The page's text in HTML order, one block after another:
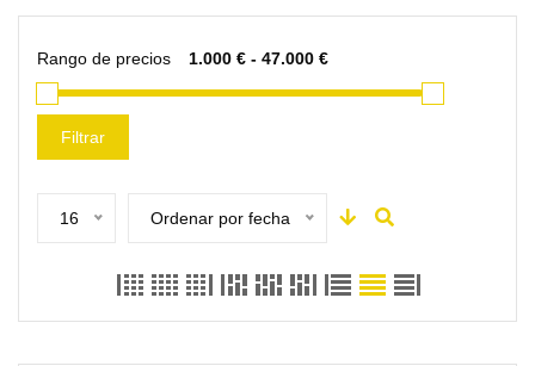
Rango de precios
Filtrar
16 Ordenar por fecha